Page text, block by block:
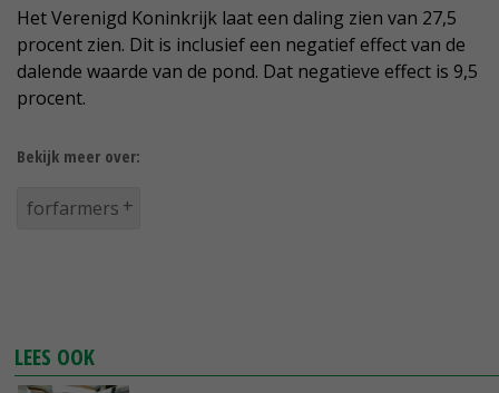
Het Verenigd Koninkrijk laat een daling zien van 27,5
procent zien. Dit is inclusief een negatief effect van de
dalende waarde van de pond. Dat negatieve effect is 9,5
procent.
Bekijk meer over:
forfarmers
LEES OOK